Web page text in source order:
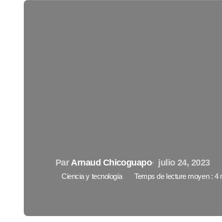
Par Arnaud Chicoguapo julio 24, 2023
Ciencia y tecnología Temps de lecture moyen : 4